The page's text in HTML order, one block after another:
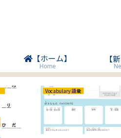
【ホーム】
Home
【
Vocabulary 語彙